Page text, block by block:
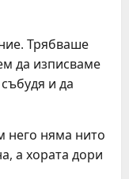
Трябваше
да изписваме
и да
няма нито
а хората дори